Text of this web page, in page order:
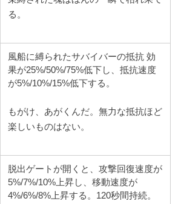
る。
風船に縛られたサバイバーの抵抗 効
果が25%/50%/75%低下し、抵抗速度
が5%/10%/15%低下する。
もがけ、あがくんだ。無力な抵抗ほど
楽しいものはない。
脱出ゲートが開くと、攻撃回復速度が
5%/7%/10%上昇し、移動速度が
4%/6%/8%上昇する。120秒間持続。